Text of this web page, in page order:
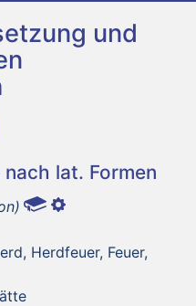
und
lat. Formen
Herdfeuer, Feuer,